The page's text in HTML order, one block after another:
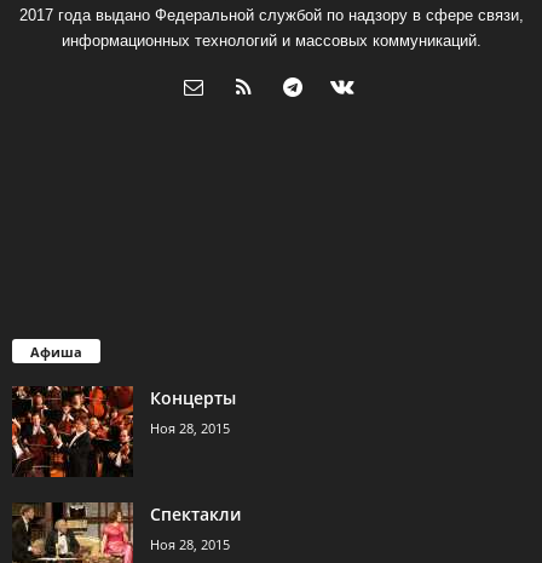
2017 года выдано Федеральной службой по надзору в сфере связи,
информационных технологий и массовых коммуникаций.
Афиша
Концерты
Ноя 28, 2015
Спектакли
Ноя 28, 2015